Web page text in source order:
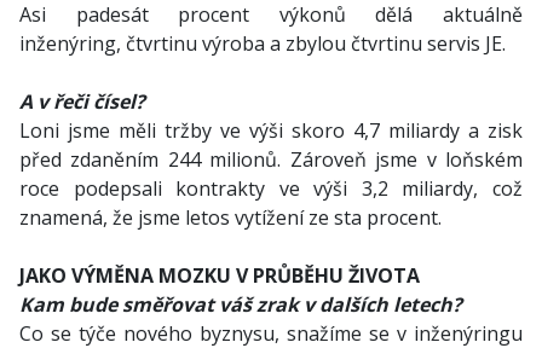
Asi padesát procent výkonů dělá aktuálně
inženýring, čtvrtinu výroba a zbylou čtvrtinu servis JE.
A v řeči čísel?
Loni jsme měli tržby ve výši skoro 4,7 miliardy a zisk
před zdaněním 244 milionů. Zároveň jsme v loňském
roce podepsali kontrakty ve výši 3,2 miliardy, což
znamená, že jsme letos vytížení ze sta procent.
JAKO VÝMĚNA MOZKU V PRŮBĚHU ŽIVOTA
Kam bude směřovat váš zrak v dalších letech?
Co se týče nového byznysu, snažíme se v inženýringu